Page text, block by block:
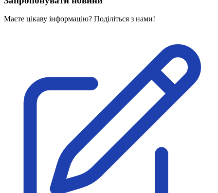
Херсонська область
Особи відповідальні за контактування з
питань укладення договорів
Вивчаємо жестову мову
Дитяча сторінка
Новини про жестову мову
Ресурс для вивчення жестових мов різних країн
Проєкт "Жестова мова для поліцейських"
Про шахрайські схеми
ВІКТОРИНА
На допомогу військовим
Медична термінологія жестовою мовою
Маєте цікаву інформацію? Поділіться з нами!